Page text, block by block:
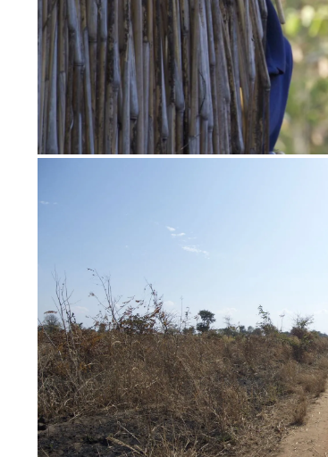
Ook weer publiek bij het ontbijt
Even kijken naar die rare toeristen